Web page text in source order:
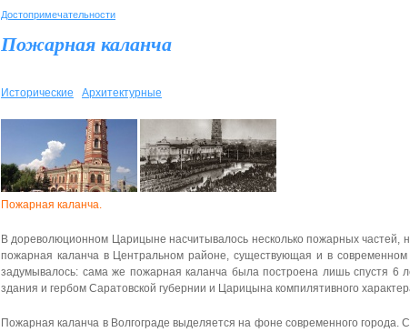
Достопримечательности
Пожарная каланча
Исторические Архитектурные
Пожарная каланча.
В дореволюционном Царицыне насчитывалось несколько пожарных
пожарная каланча в Центральном районе, существующая и в современном
задумывалось: сама же пожарная каланча была построена лишь спустя 6
здания и гербом Саратовской губернии и Царицына компилятивного
Пожарная каланча в Волгограде выделяется на фоне современного